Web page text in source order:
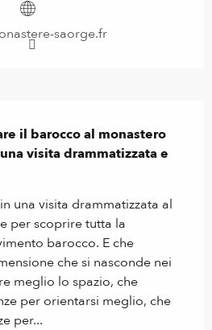
saorge.fr
il barocco al monastero
visita drammatizzata e
una visita drammatizzata al
per scoprire tutta la
barocco. E che
che si nasconde nei
meglio lo spazio, che
per orientarsi meglio, che
per...